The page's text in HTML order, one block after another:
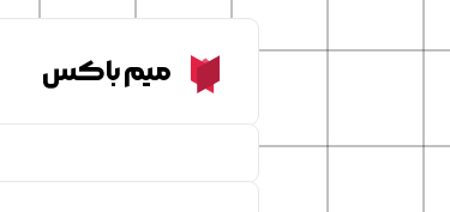
Meme Boxمیم باکس